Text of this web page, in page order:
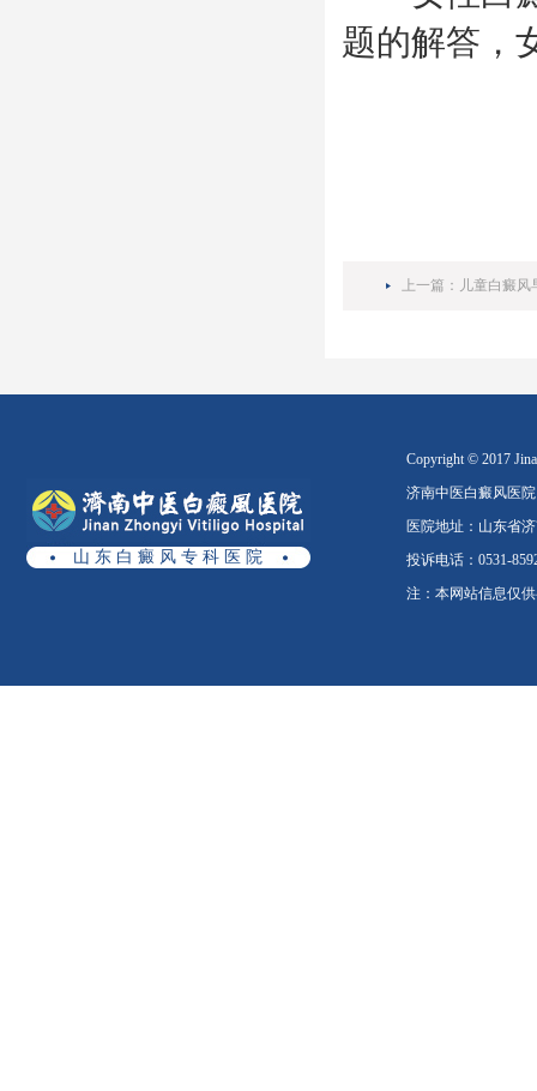
题的解答，
上一篇： 儿童白癜风
山 东 白 癜 风 专 科 医 院
Copyright © 2017
济南中医白癜风医
医院地址：山东省
投诉电话：0531-
注：本网站信息仅